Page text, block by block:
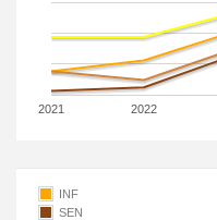
2021 2022
INF
SEN